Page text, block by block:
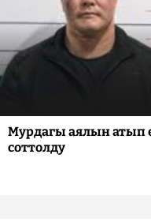
Мурдагы аялын атып
соттолду